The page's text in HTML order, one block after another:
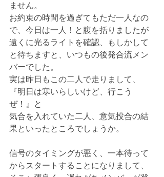
ません。
お約束の時間を過ぎてもただ一人なの
で、今日は一人！と腹を括りましたが
遠くに光るライトを確認、もしかして
と待ちますと、いつもの後発合流メン
バーでした。
実は昨日もこの二人で走りまして、
『明日は寒いらしいけど、行こう
ぜ！』と
気合を入れていた二人、意気投合の結
果といったところでしょうか。
信号のタイミングが悪く、一本待って
からスタートすることになりまして、